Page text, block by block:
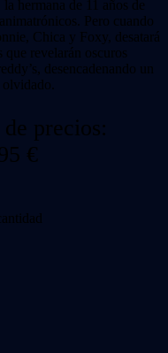
hermana de 11 años de
Pero cuando
Chica y Foxy, desatará
que revelarán oscuros
desencadenando un
de precios:
€